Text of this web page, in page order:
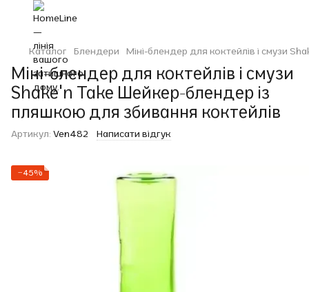
Каталог Блендери Міні-блендер для коктейлів і смузи
Міні-блендер для коктейлів і смузи
Shake'n Take Шейкер-блендер із
пляшкою для збивання коктейлів
Артикул: Ven482 Написати відгук
−45%